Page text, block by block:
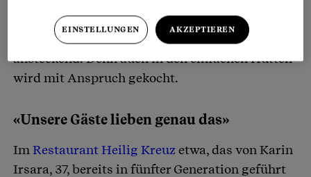
Michelin-Sterne. Und es scheint – das ist
mindestens so interessant –, als wäre dies
ansteckend: Denn auch in den einfachen Hütten
wird mit Anspruch gekocht.
«Unsere Gäste lieben genau das»
Im Restaurant Heilig Kreuz etwa, das von Karin
Irsara, 37, bereits in fünfter Generation geführt
EINSTELLUNGEN AKZEPTIEREN